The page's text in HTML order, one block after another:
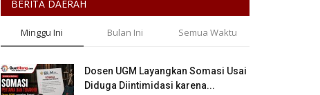
BERITA DAERAH
Minggu Ini Bulan Ini Semua Waktu
Dosen UGM Layangkan Somasi Usai
Diduga Diintimidasi karena...